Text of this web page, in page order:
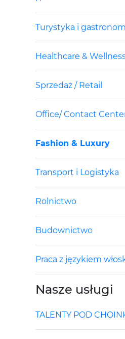
Turystyka i
Healthcare &
Sprzedaż / Retail
Office/ Contact
Fashion & Luxury
Transport i Logistyka
Rolnictwo
Budownictwo
Praca z językiem
Nasze usługi
TALENTY POD